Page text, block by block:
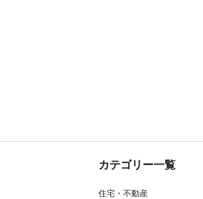
カテゴリー一覧
住宅・不動産